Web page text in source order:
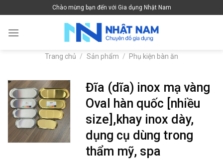
to
content
Chào mừng bạn đến với Gia dụng Nhật Nam
Trang chủ / Sản phẩm / Phụ kiện bàn ăn
Đĩa (dĩa) inox mạ vàng
Oval hàn quốc [nhiều
size],khay inox dày,
dụng cụ dùng trong
thẩm mỹ, spa